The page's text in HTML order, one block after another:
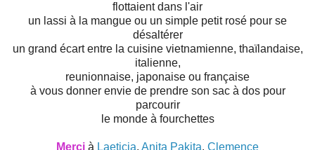
flottaient dans l'air
un lassi à la mangue ou un simple petit rosé pour se
désaltérer
un grand écart entre la cuisine vietnamienne, thaïlandaise,
italienne,
reunionnaise, japonaise ou française
à vous donner envie de prendre son sac à dos pour
parcourir
le monde à fourchettes
Merci à Laeticia, Anita Pakita, Clemence